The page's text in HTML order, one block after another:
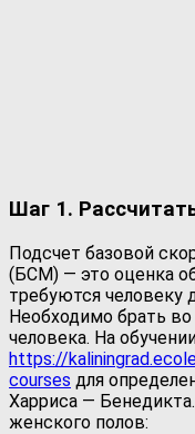
Шаг 1.
Подсчет базовой
(БСМ) — это оценка
требуются человеку
Необходимо брать
человека. На
https://
courses для
Харриса —
женского полов: